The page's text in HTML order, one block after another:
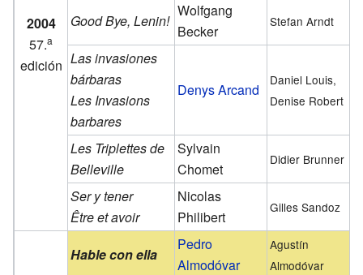
2004
57.a
edición
Good Bye, Lenin!
Wolfgang
Becker
Stefan Arndt
Las invasiones
bárbaras
Les Invasions
barbares
Denys Arcand
Daniel Louis,
Denise Robert
Les Triplettes de
Belleville
Sylvain
Chomet
Didier Brunner
Ser y tener
Être et avoir
Nicolas
Philibert
Gilles Sandoz
Hable con ella
Pedro
Almodóvar
Agustín
Almodóvar